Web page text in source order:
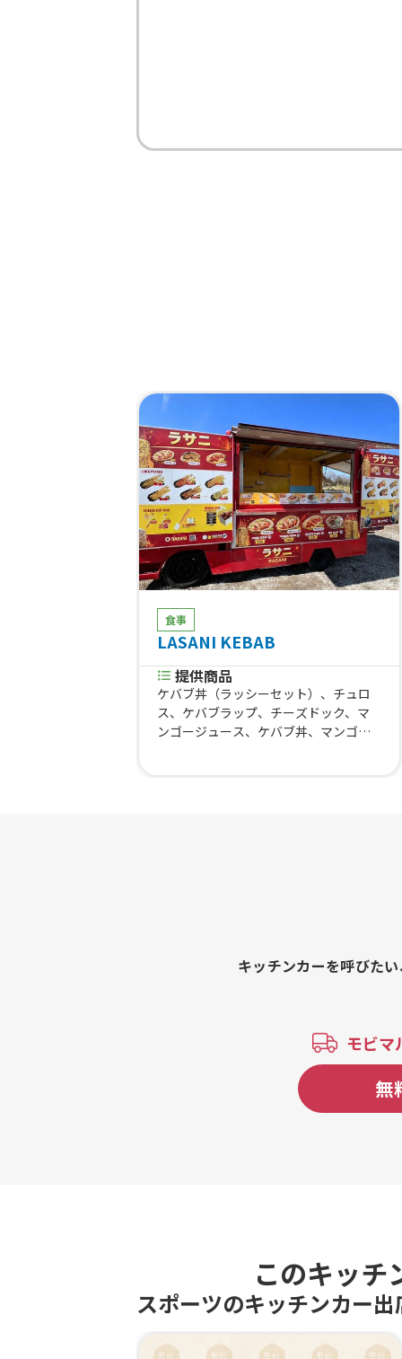
食事
LASANI KEBAB
提供商品
ケバブ丼（ラッシーセット）、チュロ
ス、ケバブラップ、チーズドック、マ
ンゴージュース、ケバブ丼、マンゴラ
キッチンカーを呼びた
モビマ
無
このキッチ
スポーツのキッチンカー